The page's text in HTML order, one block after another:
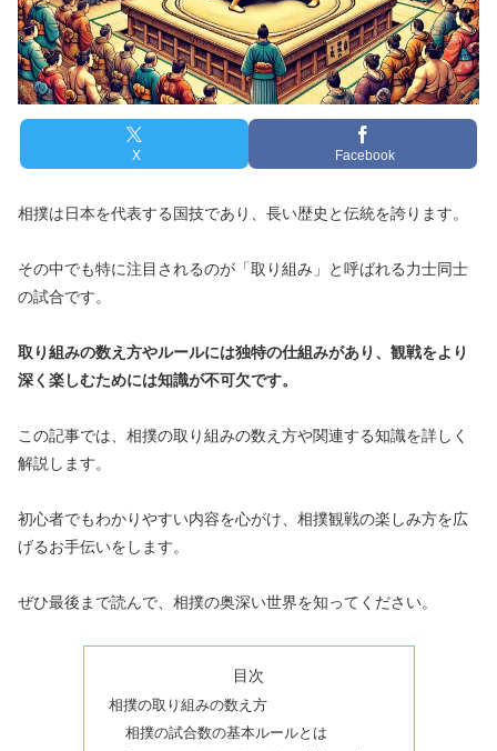
X Facebook
相撲は日本を代表する国技であり、長い歴史と伝統を誇ります。
その中でも特に注目されるのが「取り組み」と呼ばれる力士同士
の試合です。
取り組みの数え方やルールには独特の仕組みがあり、観戦をより
深く楽しむためには知識が不可欠です。
この記事では、相撲の取り組みの数え方や関連する知識を詳しく
解説します。
初心者でもわかりやすい内容を心がけ、相撲観戦の楽しみ方を広
げるお手伝いをします。
ぜひ最後まで読んで、相撲の奥深い世界を知ってください。
目次
相撲の取り組みの数え方
相撲の試合数の基本ルールとは